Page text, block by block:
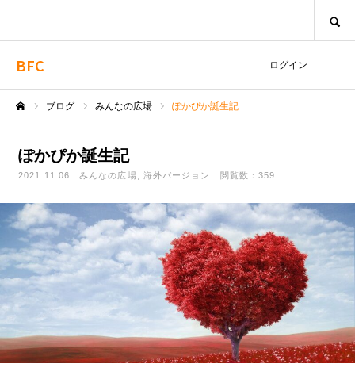
BFC ログイン
ブログ みんなの広場 ぽかぴか誕生記
ぽかぴか誕生記
2021.11.06 みんなの広場 海外バージョン 閲覧数：359